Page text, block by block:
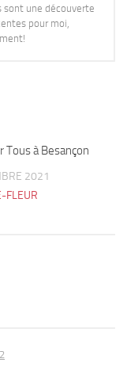
sont une découverte
pour moi,
Tous à Besançon
2021
FLEUR